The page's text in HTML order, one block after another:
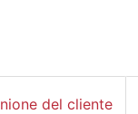
del cliente